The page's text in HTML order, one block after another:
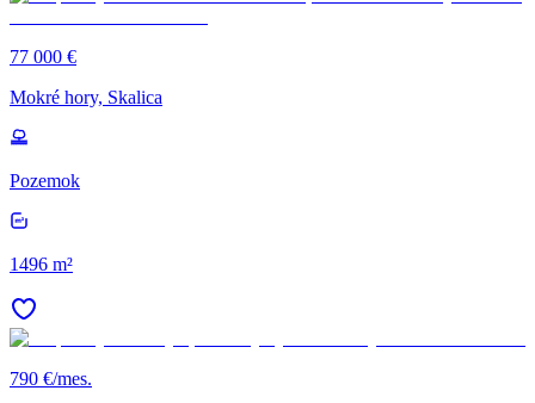
77 000 €
Mokré hory, Skalica
Pozemok
1496 m²
790 €/mes.